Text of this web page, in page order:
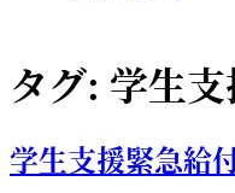
タグ: 学生
学生支援緊急給